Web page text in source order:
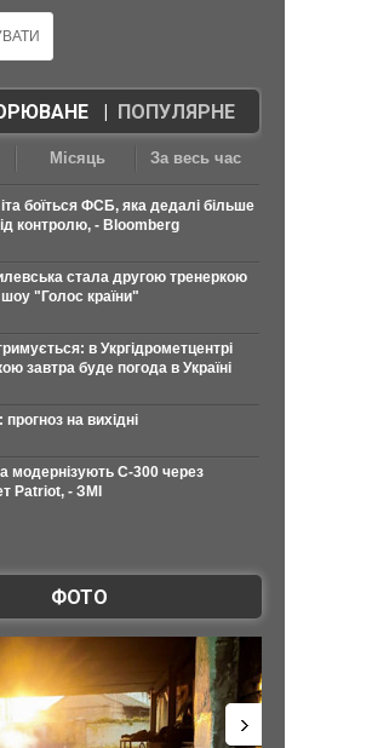
| ПОПУЛЯРНЕ
Місяць За весь час
боїться ФСБ, яка дедалі більше
контролю, - Bloomberg
стала другою тренеркою
"Голос країни"
в Укргідрометцентрі
завтра буде погода в Україні
прогноз на вихідні
модернізують С-300 через
Patriot, - ЗМІ
ФОТО